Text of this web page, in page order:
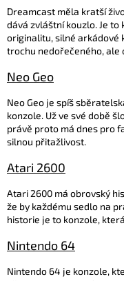
Dreamcast měla kratší
dává zvláštní kouzlo. Je
originalitu, silné arkádové
trochu nedořečeného, ale
Neo Geo
Neo Geo je spíš
konzole. Už ve své době
právě proto má dnes pro
silnou přitažlivost.
Atari 2600
Atari 2600 má obrovský
že by každému sedlo na
historie je to konzole,
Nintendo 64
Nintendo 64 je konzole,